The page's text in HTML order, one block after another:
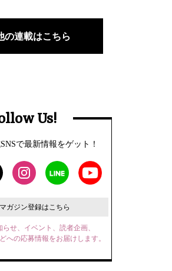
の連載はこちら
Us!
で最新情報をゲット！
ガジン登録はこちら
せ、イベント、読者企画、
への応募情報をお届けします。